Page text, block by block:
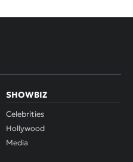
SHOWBIZ
Celebrities
Hollywood
Media